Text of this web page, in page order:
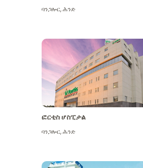
ባንጋሎር,ሕንድ
ፎርቲስ ሆስፒታል
ባንጋሎር,ሕንድ